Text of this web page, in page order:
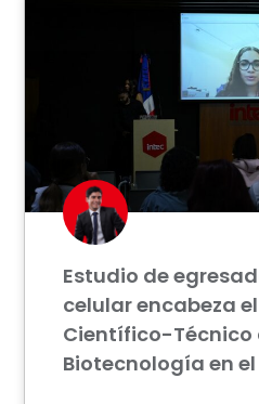
Estudio de
celular encabeza
Científico-Técnico
Biotecnología en el